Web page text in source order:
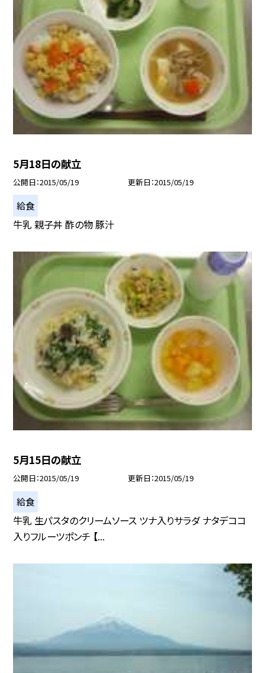
5月18日の献立
公開日 2015/05/19 更新日 2015/05/19
給食
牛乳 親子丼 酢の物 豚汁
5月15日の献立
公開日 2015/05/19 更新日 2015/05/19
給食
牛乳 生パスタのクリームソース ツナ入りサラダ ナタデココ
入りフルーツポンチ 【...